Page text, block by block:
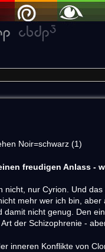
Noir=schwarz (1)
freudigen Anlass -
nicht, nur Cyrion. Und
mehr wer ich bin,
damit nicht genug. Den
der Schizophrenie -
inneren Konflikte von